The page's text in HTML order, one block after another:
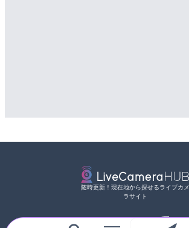
随時更新！現在地から探せるライブカメ
ラサイト